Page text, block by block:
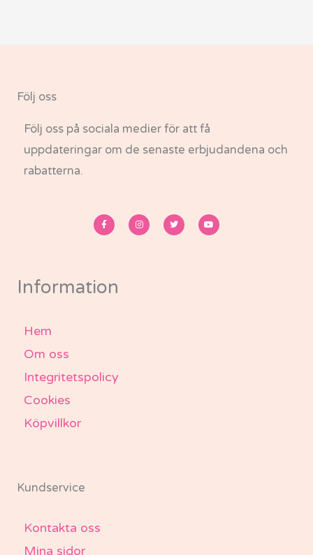
Följ oss
Följ oss på sociala medier för att få
uppdateringar om de senaste erbjudandena och
rabatterna.
a
c
e
f
n
s
t
w
i
t
o
u
t
Information
Hem
Om oss
Integritetspolicy
Cookies
Köpvillkor
Kundservice
Kontakta oss
Mina sidor